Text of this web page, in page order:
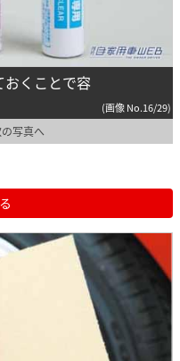
おくことで容
(画像 No.16/29)
写真へ